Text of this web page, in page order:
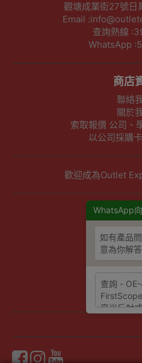
WhatsApp
如有產品
意為你解
觀塘成業街27號日
Email
查詢熱線
WhatsApp
商店
聯絡
關於
索取報價 公司、
以公司採購
歡迎成為Outlet
其他
隱私權及
保養條款
條款及
網站